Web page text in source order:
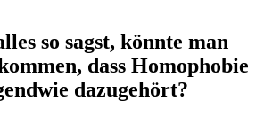
so sagst, könnte man
dass Homophobie
dazugehört?